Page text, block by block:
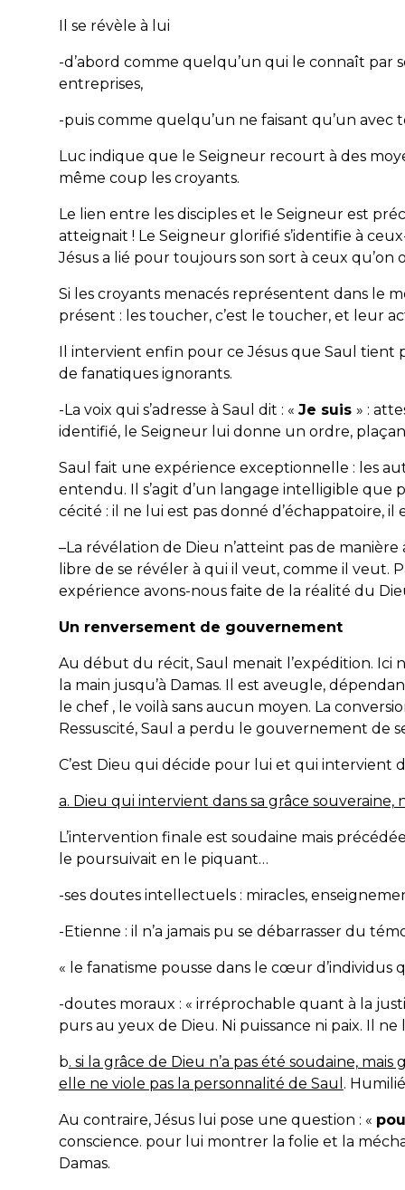
Il se révèle à lui
-d’abord comme quelqu’un qui le connaît par
entreprises,
-puis comme quelqu’un ne faisant qu’un avec
Luc indique que le Seigneur recourt à des
même coup les croyants.
Le lien entre les disciples et le Seigneur est
atteignait ! Le Seigneur glorifié s’identifie à
Jésus a lié pour toujours son sort à ceux qu’on
Si les croyants menacés représentent dans le
présent : les toucher, c’est le toucher, et leur
Il intervient enfin pour ce Jésus que Saul
de fanatiques ignorants.
-La voix qui s’adresse à Saul dit : « Je suis » :
identifié, le Seigneur lui donne un ordre,
Saul fait une expérience exceptionnelle : les
entendu. Il s’agit d’un langage intelligible que
cécité : il ne lui est pas donné d’échappatoire, il
–La révélation de Dieu n’atteint pas de
libre de se révéler à qui il veut, comme il veut.
expérience avons-nous faite de la réalité du
Un renversement de gouvernement
Au début du récit, Saul menait l’expédition. Ici
la main jusqu’à Damas. Il est aveugle,
le chef , le voilà sans aucun moyen. La
Ressuscité, Saul a perdu le gouvernement de
C’est Dieu qui décide pour lui et qui intervient
a. Dieu qui intervient dans sa grâce souveraine,
L’intervention finale est soudaine mais
le poursuivait en le piquant…
-ses doutes intellectuels : miracles,
-Etienne : il n’a jamais pu se débarrasser du
« le fanatisme pousse dans le cœur d’individus
-doutes moraux : « irréprochable quant à la
purs au yeux de Dieu. Ni puissance ni paix. Il ne
b. si la grâce de Dieu n’a pas été soudaine,
elle ne viole pas la personnalité de Saul .
Au contraire, Jésus lui pose une question : «
conscience. pour lui montrer la folie et la
Damas.